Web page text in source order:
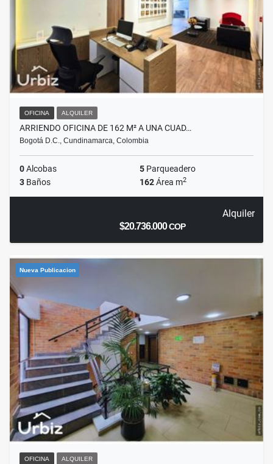
OFICINA ALQUILER
ARRIENDO OFICINA DE 162 M² A UNA CUAD…
Bogotá D.C., Cundinamarca, Colombia
0Alcobas 5 Parqueadero
3 Baños 162Área m2
Alquiler
$20.736.000COP
Nueva Publicacion
OFICINA ALQUILER